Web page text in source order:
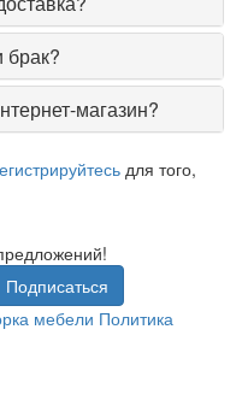
брак?
магазин?
для того,
Подписаться
мебели Политика